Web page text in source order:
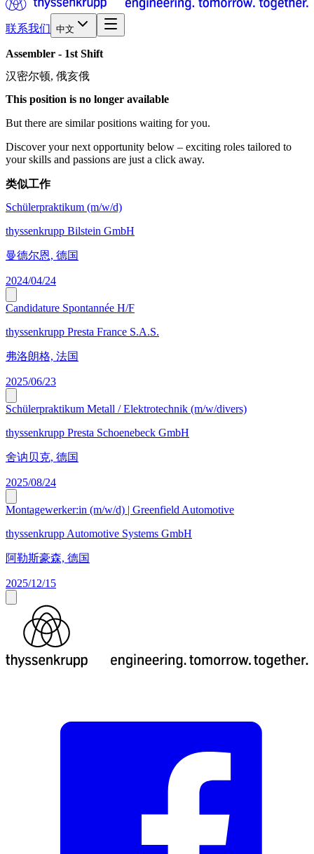
联系我们 中文
Assembler - 1st Shift
汉密尔顿, 俄亥俄
This position is no longer available
But there are similar positions waiting for you.
Discover your next opportunity below – exciting roles tailored to
your skills and passions are just a click away.
类似工作
Schülerpraktikum (m/w/d)
thyssenkrupp Bilstein GmbH
曼德尔恩, 德国
2024/04/24
Candidature Spontannée H/F
thyssenkrupp Presta France S.A.S.
弗洛朗格, 法国
2025/06/23
Schülerpraktikum Metall / Elektrotechnik (m/w/divers)
thyssenkrupp Presta Schoenebeck GmbH
舍讷贝克, 德国
2025/08/24
Montagewerker:in (m/w/d) | Greenfield Automotive
thyssenkrupp Automotive Systems GmbH
阿勒斯豪森, 德国
2025/12/15